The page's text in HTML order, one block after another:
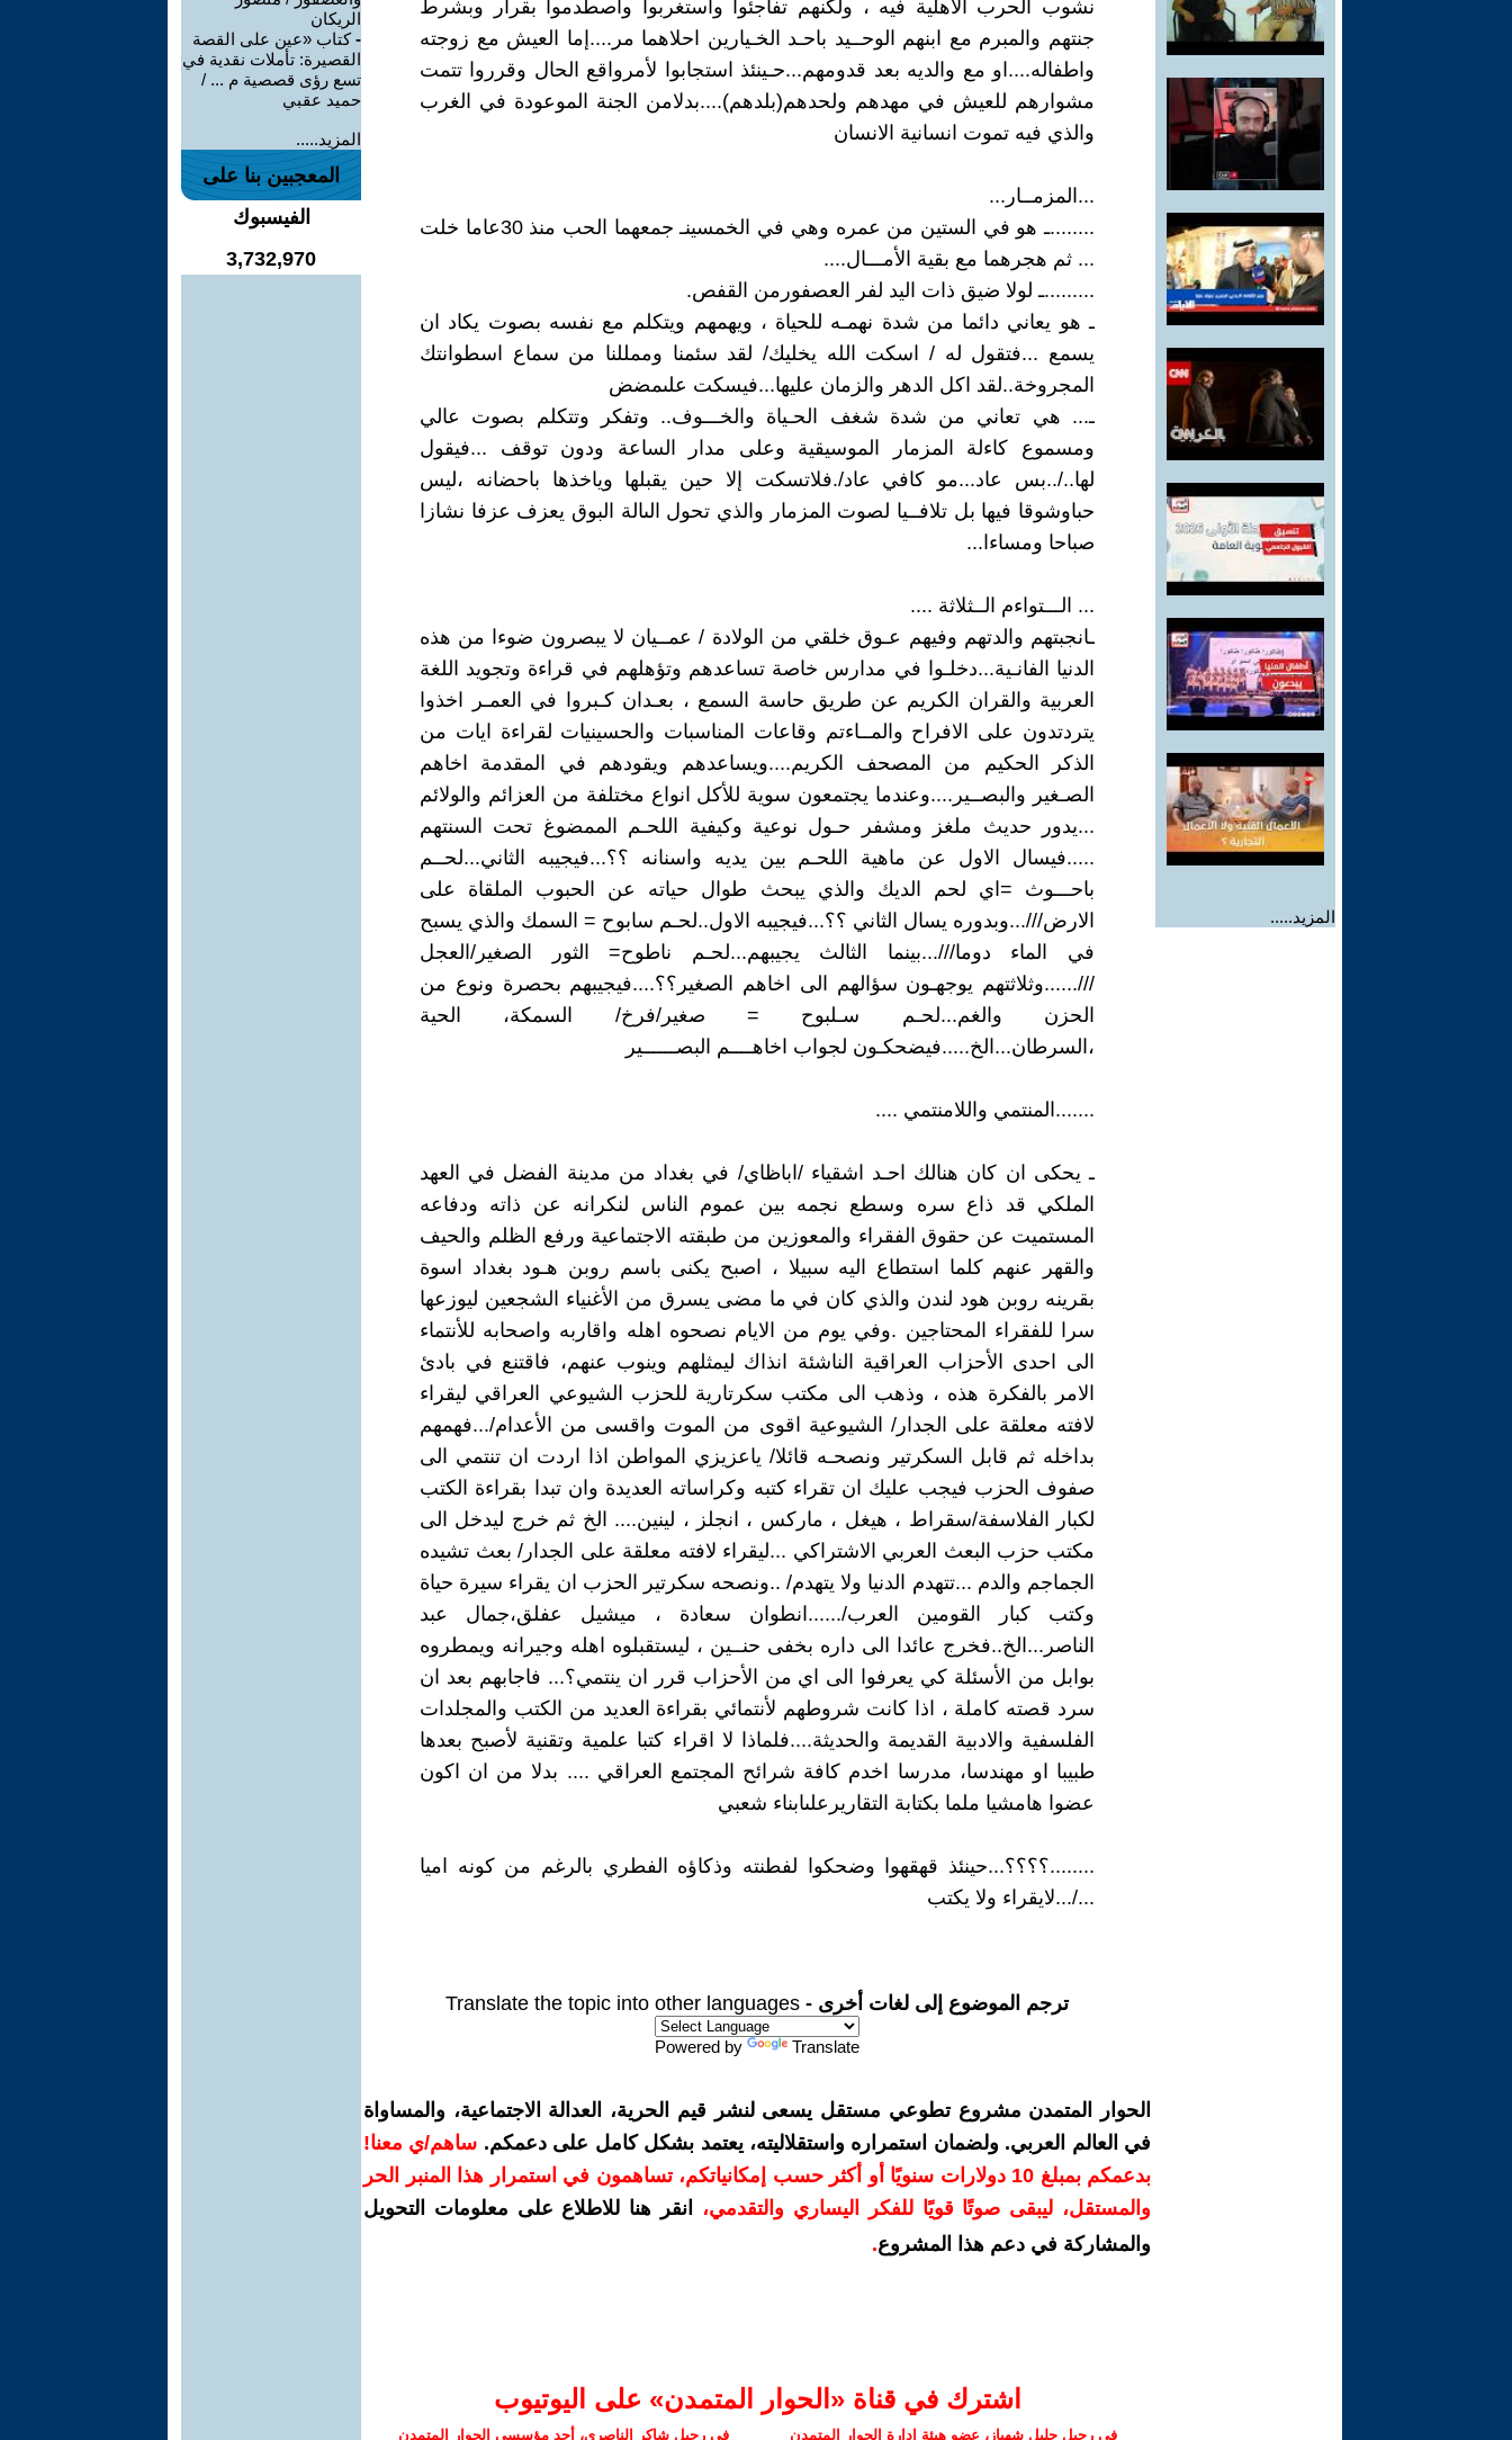
المزيد.....
نشوب الحرب الأهلية فيه ، ولكنهم تفاجئوا واستغربوا واصطدموا بقرار وبشرط
جنتهم والمبرم مع ابنهم الوحــيد باحـد الخـيارين احلاهما مر....إما العيش مع زوجته
واطفاله....او مع والديه بعد قدومهم...حـينئذ استجابوا لأمرواقع الحال وقرروا تتمت
مشوارهم للعيش في مهدهم ولحدهم(بلدهم)....بدلامن الجنة الموعودة في الغرب
والذي فيه تموت انسانية الانسان
...المزمــار...
........ـ هو في الستين من عمره وهي في الخمسينـ جمعهما الحب منذ 30عاما خلت
... ثم هجرهما مع بقية الأمـــال....
.........ـ لولا ضيق ذات اليد لفر العصفورمن القفص.
ـ هو يعاني دائما من شدة نهمـه للحياة ، ويهمهم ويتكلم مع نفسه بصوت يكاد ان
يسمع ...فتقول له / اسكت الله يخليك/ لقد سئمنا وممللنا من سماع اسطوانتك
المجروخة..لقد اكل الدهر والزمان عليها...فيسكت علىمضض
ـ... هي تعاني من شدة شغف الحـياة والخـــوف.. وتفكر وتتكلم بصوت عالي
ومسموع كاءلة المزمار الموسيقية وعلى مدار الساعة ودون توقف ...فيقول
لها../..بس عاد...مو كافي عاد/.فلاتسكت إلا حين يقبلها وياخذها باحضانه ،ليس
حباوشوقا فيها بل تلافــيا لصوت المزمار والذي تحول الىالة البوق يعزف عزفا نشازا
صباحا ومساءا...
... الـــتواءم الــثلاثة ....
ـانجبتهم والدتهم وفيهم عـوق خلقي من الولادة / عمــيان لا يبصرون ضوءا من هذه
الدنيا الفانـية...دخلـوا في مدارس خاصة تساعدهم وتؤهلهم في قراءة وتجويد اللغة
العربية والقران الكريم عن طريق حاسة السمع ، بعـدان كـبروا في العمـر اخذوا
يتردتدون على الافراح والمــاءتم وقاعات المناسبات والحسينيات لقراءة ايات من
الذكر الحكيم من المصحف الكريم....ويساعدهم ويقودهم في المقدمة اخاهم
الصـغير والبصــير....وعندما يجتمعون سوية للأكل انواع مختلفة من العزائم والولائم
...يدور حديث ملغز ومشفر حـول نوعية وكيفية اللحـم الممضوغ تحت السنتهم
.....فيسال الاول عن ماهية اللحـم بين يديه واسنانه ؟؟...فيجيبه الثاني...لحــم
باحـــوث =اي لحم الديك والذي يبحث طوال حياته عن الحبوب الملقاة على
الارض///...وبدوره يسال الثاني ؟؟...فيجيبه الاول..لحـم سابوح = السمك والذي يسبح
في الماء دوما///...بينما الثالث يجيبهم...لحـم ناطوح= الثور الصغير/العجل
///......وثلاثتهم يوجهـون سؤالهم الى اخاهم الصغير؟؟....فيجيبهم بحصرة ونوع من
الحزن والغم...لحـم سـلبوح = صغير/فرخ/ السمكة، الحية
،السرطان...الخ.....فيضحكـون لجواب اخاهــــم البصــــــير
.......المنتمي واللامنتمي ....
ـ يحكى ان كان هنالك احـد اشقياء /اباظاي/ في بغداد من مدينة الفضل في العهد
الملكي قد ذاع سره وسطع نجمه بين عموم الناس لنكرانه عن ذاته ودفاعه
المستميت عن حقوق الفقراء والمعوزين من طبقته الاجتماعية ورفع الظلم والحيف
والقهر عنهم كلما استطاع اليه سبيلا ، اصبح يكنى باسم روبن هـود بغداد اسوة
بقرينه روبن هود لندن والذي كان في ما مضى يسرق من الأغنياء الشجعين ليوزعها
سرا للفقراء المحتاجين .وفي يوم من الايام نصحوه اهله واقاربه واصحابه للأنتماء
الى احدى الأحزاب العراقية الناشئة انذاك ليمثلهم وينوب عنهم، فاقتنع في بادئ
الامر بالفكرة هذه ، وذهب الى مكتب سكرتارية للحزب الشيوعي العراقي ليقراء
لافته معلقة على الجدار/ الشيوعية اقوى من الموت واقسى من الأعدام/...فهمهم
بداخله ثم قابل السكرتير ونصحـه قائلا/ ياعزيزي المواطن اذا اردت ان تنتمي الى
صفوف الحزب فيجب عليك ان تقراء كتبه وكراساته العديدة وان تبدا بقراءة الكتب
لكبار الفلاسفة/سقراط ، هيغل ، ماركس ، انجلز ، لينين.... الخ ثم خرج ليدخل الى
مكتب حزب البعث العربي الاشتراكي ...ليقراء لافته معلقة على الجدار/ بعث تشيده
الجماجم والدم ...تتهدم الدنيا ولا يتهدم/ ..ونصحه سكرتير الحزب ان يقراء سيرة حياة
وكتب كبار القومين العرب/......انطوان سعادة ، ميشيل عفلق،جمال عبد
الناصر...الخ..فخرج عائدا الى داره بخفى حنــين ، ليستقبلوه اهله وجيرانه ويمطروه
بوابل من الأسئلة كي يعرفوا الى اي من الأحزاب قرر ان ينتمي؟... فاجابهم بعد ان
سرد قصته كاملة ، اذا كانت شروطهم لأنتمائي بقراءة العديد من الكتب والمجلدات
الفلسفية والادبية القديمة والحديثة....فلماذا لا اقراء كتبا علمية وتقنية لأصبح بعدها
طبيبا او مهندسا، مدرسا اخدم كافة شرائح المجتمع العراقي .... بدلا من ان اكون
عضوا هامشيا ملما بكتابة التقاريرعلىابناء شعبي
........؟؟؟؟...حينئذ قهقهوا وضحكوا لفطنته وذكاؤه الفطري بالرغم من كونه اميا
.../...لايقراء ولا يكتب
ترجم الموضوع إلى لغات أخرى - Translate the topic into other languages
Powered by Translate
الحوار المتمدن مشروع تطوعي مستقل يسعى لنشر قيم الحرية، العدالة الاجتماعية، والمساواة
في العالم العربي. ولضمان استمراره واستقلاليته، يعتمد بشكل كامل على دعمكم. ساهم/ي معنا!
بدعمكم بمبلغ 10 دولارات سنويًا أو أكثر حسب إمكانياتكم، تساهمون في استمرار هذا المنبر الحر
والمستقل، ليبقى صوتًا قويًا للفكر اليساري والتقدمي،
انقر هنا للاطلاع على معلومات التحويل
والمشاركة في دعم هذا المشروع.
اشترك في قناة ‫«الحوار المتمدن» على اليوتيوب
في رحيل جليل شهباز، عضو هيئة إدارة الحوار المتمدن في رحيل شاكر الناصري، أحد مؤسسي الحوار المتمدن
الريكان
-كتاب «عين على القصة
القصيرة: تأملات نقدية في
تسع رؤى قصصية م ... /
حميد عقبي
المزيد.....
المعجبين بنا على
الفيسبوك
3,732,970